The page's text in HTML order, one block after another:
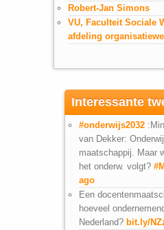
Robert-Jan Simons
VU, Faculteit Sociale
afdeling
Interessante
#onderwijs2032
van Dekker:
maatschappij. Maar
het onderw. volgt?
ago
Een
hoeveel
Nederland? bit.ly/